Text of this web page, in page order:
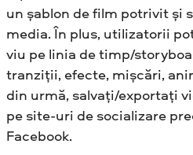
un șablon de film potrivit și
media. În plus, utilizatorii
viu pe linia de timp/
tranziții, efecte, mișcări,
din urmă, salvați/exportați
pe site-uri de socializare
Facebook.